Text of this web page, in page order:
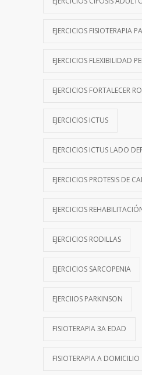
EJERCICIOS FISIOTERAPIA
EJERCICIOS FLEXIBILIDAD
EJERCICIOS FORTALECER
EJERCICIOS ICTUS
EJERCICIOS ICTUS LADO
EJERCICIOS PROTESIS DE
EJERCICIOS
EJERCICIOS RODILLAS
EJERCICIOS SARCOPENIA
EJERCIIOS PARKINSON
FISIOTERAPIA 3A EDAD
FISIOTERAPIA A DOMICILIO